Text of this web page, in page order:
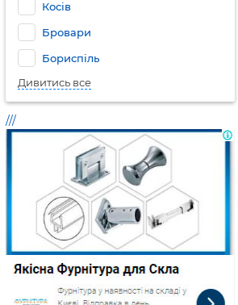
Косів
Бровари
Бориспіль
Дивитись все
///